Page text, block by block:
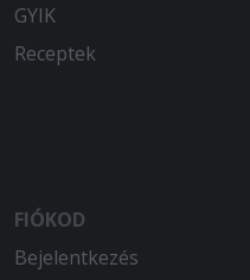
GYIK
Receptek
FIÓKOD
Bejelentkezés